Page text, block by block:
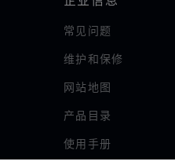
常见问题
维护和保修
网站地图
产品目录
使用手册